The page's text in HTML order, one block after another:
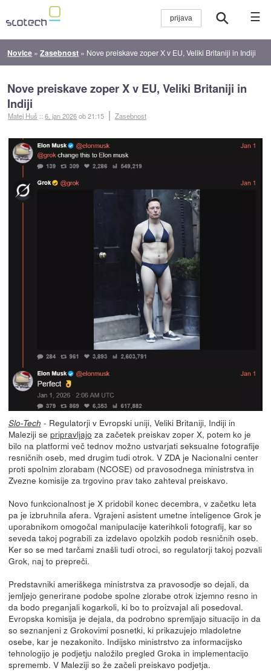
☰
Novice »Zasebnost » Nove preiskave zoper X v EU, Veliki Britaniji in Indiji
Nove preiskave zoper X v EU, Veliki Britaniji in
Indiji
Matej Huš ::6. jan 2026ob 21:15 Zasebnost
Slo-Tech - Regulatorji v Evropski uniji, Veliki Britaniji, Indiji in
Maleziji se pripravljajo za začetek preiskav zoper X, potem ko je
bilo na platformi več tednov možno ustvarjati seksualne fotografije
resničnih oseb, med drugim tudi otrok. V ZDA je Nacionalni center
proti spolnim zlorabam (NCOSE) od pravosodnega ministrstva in
Zvezne komisije za trgovino prav tako zahteval preiskavo.
Novo funkcionalnost je X pridobil konec decembra, v začetku leta
pa je izbruhnila afera. Vgrajeni asistent umetne inteligence Grok je
uporabnikom omogočal manipulacije katerihkoli fotografij, kar so
seveda takoj pograbili za izdelavo opolzkih podob resničnih oseb.
Ker so se med tarčami znašli tudi otroci, so regulatorji takoj pozvali
Grok, naj to prepreči.
Predstavniki ameriškega ministrstva za pravosodje so dejali, da
jemljejo generirane podobe spolne zlorabe otrok izjemno resno in
da bodo preganjali kogarkoli, ki bo to proizvajal ali posedoval.
Evropska komisija je dejala, da podrobno spremljajo situacijo in da
so seznanjeni z Grokovimi posnetki, ki prikazujejo mladoletne
osebe, kar je nezakonito. Indijsko ministrstvo za informacijsko
tehnologijo je podjetju naložilo pregled Groka in implementacijo
sprememb. V Maleziji so že začeli preiskavo podjetja.